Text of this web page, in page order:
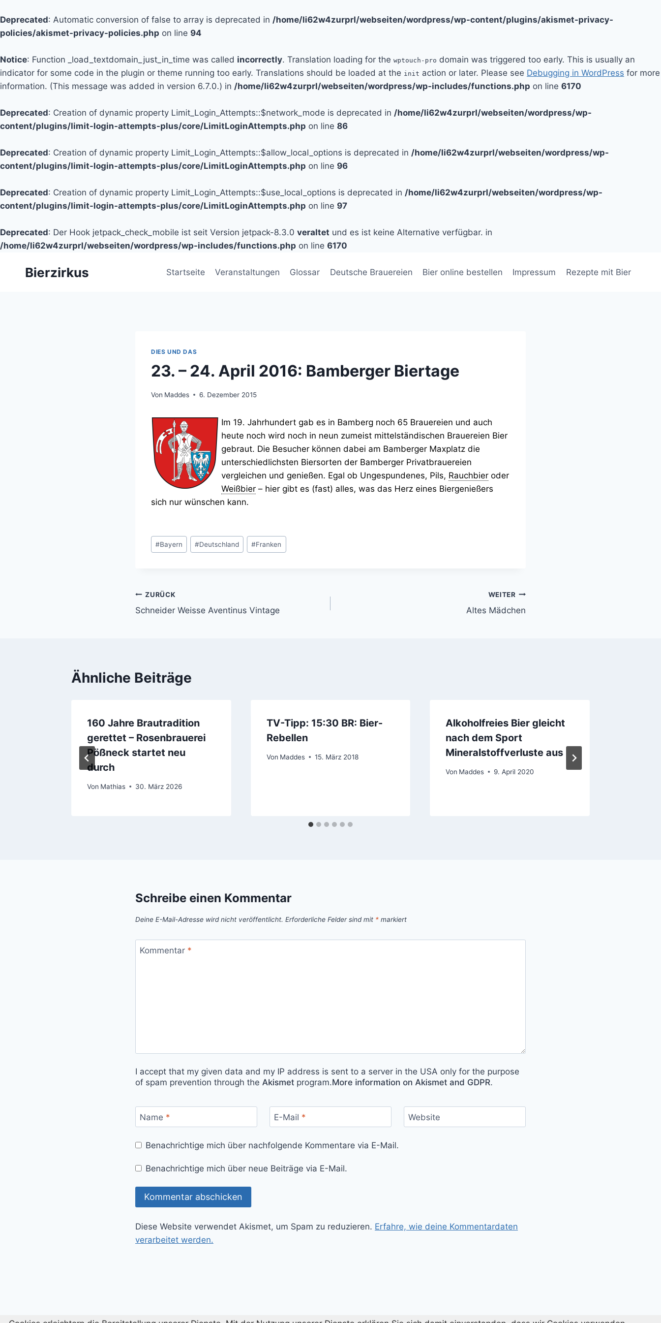
Deprecated: Automatic conversion of false to array is deprecated in /home/li62w4zurprl/webseiten/wordpress/wp-content/plugins/akismet-privacy-
policies/akismet-privacy-policies.php on line 94
Notice: Function _load_textdomain_just_in_time was called incorrectly. Translation loading for the wptouch-pro domain was triggered too early. This is usually an
indicator for some code in the plugin or theme running too early. Translations should be loaded at the init action or later. Please see Debugging in WordPress for more
information. (This message was added in version 6.7.0.) in /home/li62w4zurprl/webseiten/wordpress/wp-includes/functions.php on line 6170
Deprecated: Creation of dynamic property Limit_Login_Attempts::$network_mode is deprecated in /home/li62w4zurprl/webseiten/wordpress/wp-
content/plugins/limit-login-attempts-plus/core/LimitLoginAttempts.php on line 86
Deprecated: Creation of dynamic property Limit_Login_Attempts::$allow_local_options is deprecated in /home/li62w4zurprl/webseiten/wordpress/wp-
content/plugins/limit-login-attempts-plus/core/LimitLoginAttempts.php on line 96
Deprecated: Creation of dynamic property Limit_Login_Attempts::$use_local_options is deprecated in /home/li62w4zurprl/webseiten/wordpress/wp-
content/plugins/limit-login-attempts-plus/core/LimitLoginAttempts.php on line 97
Deprecated: Der Hook jetpack_check_mobile ist seit Version jetpack-8.3.0 veraltet und es ist keine Alternative verfügbar. in
/home/li62w4zurprl/webseiten/wordpress/wp-includes/functions.php on line 6170
Bierzirkus Startseite Veranstaltungen Glossar Deutsche Brauereien Bier online bestellen Impressum Rezepte mit Bier
DIES UND DAS
23. – 24. April 2016: Bamberger Biertage
Von Maddes 6. Dezember 2015
Im 19. Jahrhundert gab es in Bamberg noch 65 Brauereien und auch
heute noch wird noch in neun zumeist mittelständischen Brauereien Bier
gebraut. Die Besucher können dabei am Bamberger Maxplatz die
unterschiedlichsten Biersorten der Bamberger Privatbrauereien
vergleichen und genießen. Egal ob Ungespundenes, Pils, Rauchbier oder
Weißbier – hier gibt es (fast) alles, was das Herz eines Biergenießers
sich nur wünschen kann.
Schlagworte:
#Bayern #Deutschland #Franken
Beitragsnavigation
ZURÜCK
Schneider Weisse Aventinus Vintage
WEITER
Altes Mädchen
Ähnliche Beiträge
160 Jahre Brautradition
gerettet – Rosenbrauerei
Pößneck startet neu
durch
Von Mathias 30. März 2026
TV-Tipp: 15:30 BR: Bier-
Rebellen
Von Maddes 15. März 2018
Alkoholfreies Bier gleicht
nach dem Sport
Mineralstoffverluste aus
Von Maddes 9. April 2020
Schreibe einen Kommentar
Deine E-Mail-Adresse wird nicht veröffentlicht. Erforderliche Felder sind mit * markiert
Kommentar *
I accept that my given data and my IP address is sent to a server in the USA only for the purpose
of spam prevention through the Akismet program.More information on Akismet and GDPR.
Name * E-Mail * Website
Benachrichtige mich über nachfolgende Kommentare via E-Mail.
Benachrichtige mich über neue Beiträge via E-Mail.
Diese Website verwendet Akismet, um Spam zu reduzieren. Erfahre, wie deine Kommentardaten
verarbeitet werden.